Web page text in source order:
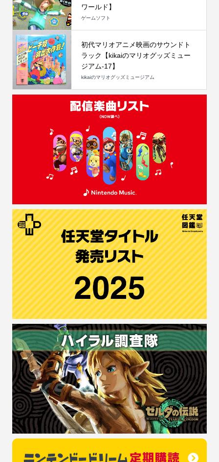
ワールド】
ゲームソフト
初代マリオアニメ映画のサウンドト
ラック【kikaiのマリオグッズミュー
ジアム-17】
kikaiのマリオグッズミュージアム